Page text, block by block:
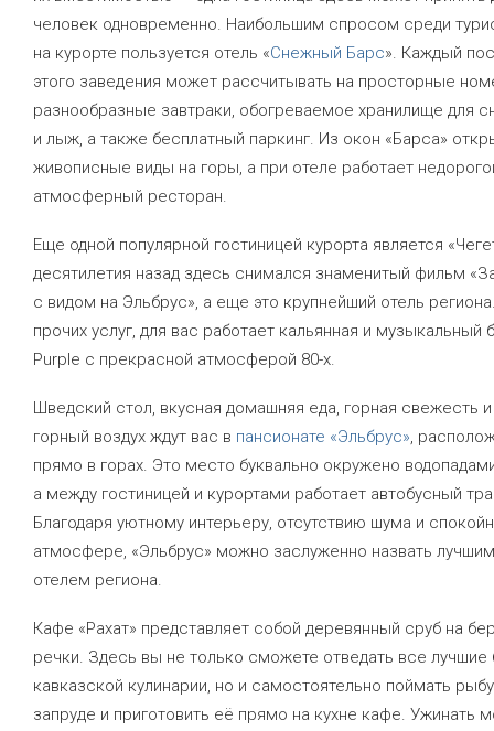
человек одновременно. Наибольшим спросом среди
на курорте пользуется отель «Снежный Барс». Каждый
этого заведения может рассчитывать на просторные
разнообразные завтраки, обогреваемое хранилище для
и лыж, а также бесплатный паркинг. Из окон «Барса»
живописные виды на горы, а при отеле работает
атмосферный ресторан.
Еще одной популярной гостиницей курорта является
десятилетия назад здесь снимался знаменитый фильм
с видом на Эльбрус», а еще это крупнейший отель
прочих услуг, для вас работает кальянная и музыкальный
Purple с прекрасной атмосферой 80-х.
Шведский стол, вкусная домашняя еда, горная свежесть
горный воздух ждут вас в пансионате «Эльбрус»,
прямо в горах. Это место буквально окружено
а между гостиницей и курортами работает автобусный
Благодаря уютному интерьеру, отсутствию шума и
атмосфере, «Эльбрус» можно заслуженно назвать
отелем региона.
Кафе «Рахат» представляет собой деревянный сруб на
речки. Здесь вы не только сможете отведать все лучшие
кавказской кулинарии, но и самостоятельно поймать
запруде и приготовить её прямо на кухне кафе. Ужинать